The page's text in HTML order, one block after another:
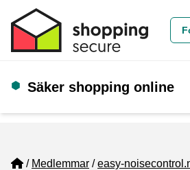
Säker shopping online
Home
Medlemmar easy-